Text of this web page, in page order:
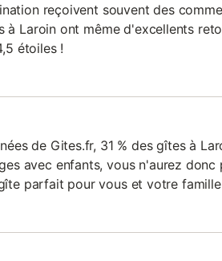
reçoivent souvent des
à Laroin ont même d'excellents
étoiles !
de Gites.fr, 31 % des gîtes à
avec enfants, vous n'aurez donc
parfait pour vous et votre